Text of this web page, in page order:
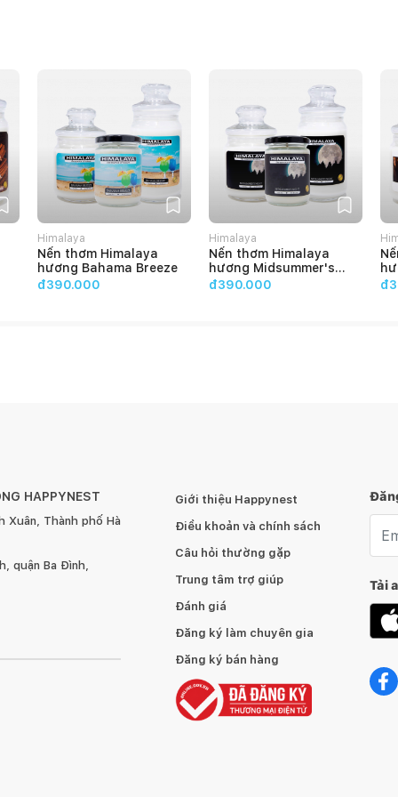
Himalaya
Nến thơm Himalaya
hương Bahama Breeze
đ390.000
Himalaya
Nến thơm Himalaya
hương Midsummer's
Night
đ390.000
HAPPYNEST
Xuân, Thành phố Hà
quận Ba Đình,
Giới thiệu Happynest
Điều khoản và chính sách
Câu hỏi thường gặp
Trung tâm trợ giúp
Đánh giá
Đăng ký làm chuyên gia
Đăng ký bán hàng
Tải